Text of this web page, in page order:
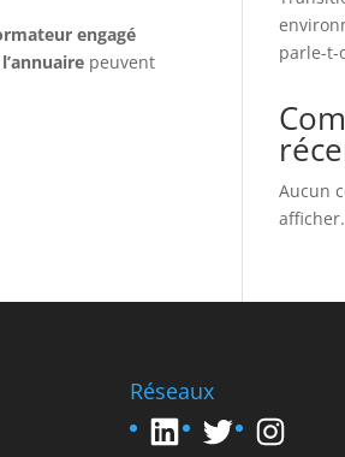
engagé
peuvent
parle-t-
Aucun
afficher.
Réseaux
LinkedIn
Twitter